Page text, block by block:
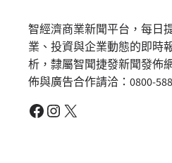
智經濟商業新聞平台，每日
業、投資與企業動態的即時
析，隸屬智聞捷發新聞發佈
佈與廣告合作請洽：0800-
Facebook Instagram X